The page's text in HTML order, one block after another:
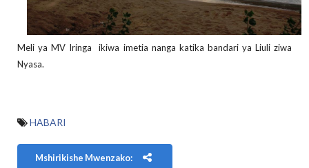
Meli ya MV Iringa ikiwa imetia nanga katika bandari ya Liuli ziwa
Nyasa.
HABARI
Mshirikishe Mwenzako: